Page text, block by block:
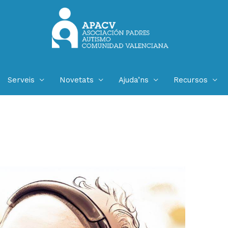
Serveis Novetats Ajuda’ns Recursos